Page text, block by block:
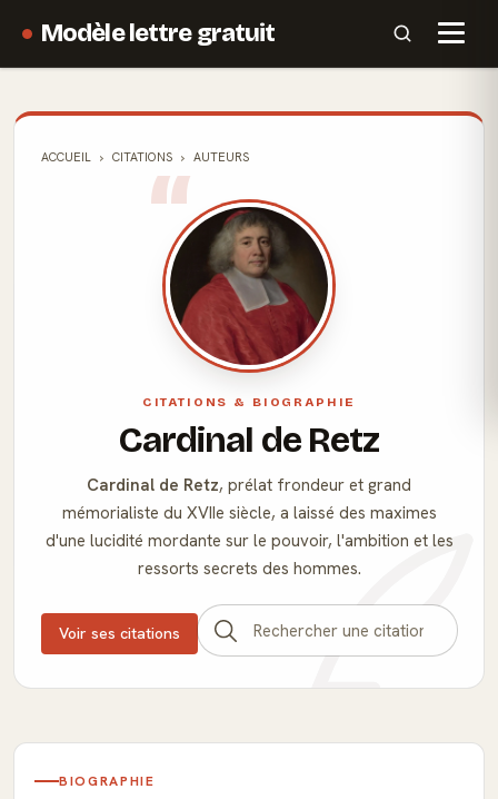
Modèle lettre gratuit
ACCUEIL CITATIONS AUTEURS
CITATIONS & BIOGRAPHIE
Cardinal de Retz
Cardinal de Retz, prélat frondeur et grand
mémorialiste du XVIIe siècle, a laissé des maximes
d'une lucidité mordante sur le pouvoir, l'ambition et les
ressorts secrets des hommes.
Voir ses citations
BIOGRAPHIE